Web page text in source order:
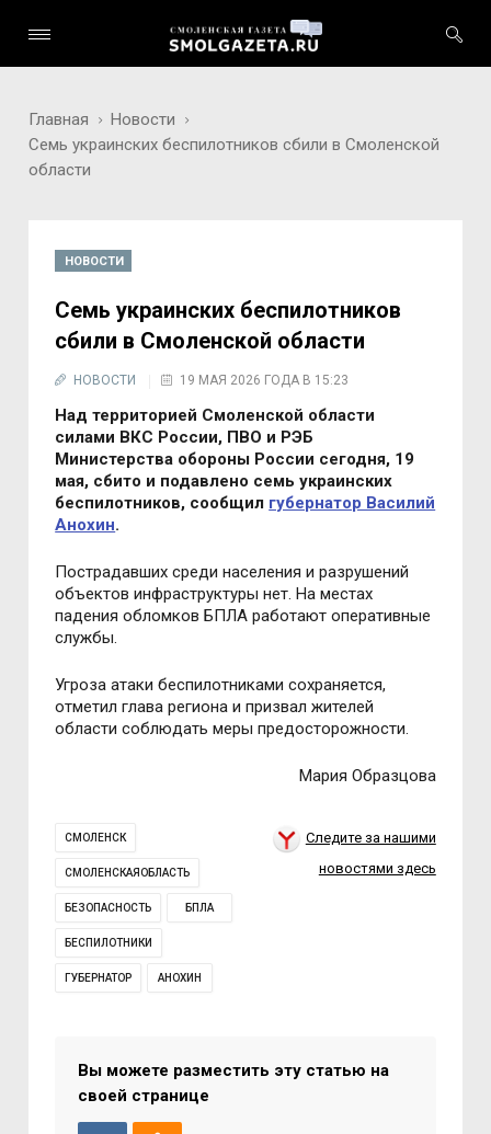
Главная
Новости
Семь украинских беспилотников сбили в Смоленской
области
НОВОСТИ
Семь украинских беспилотников
сбили в Смоленской области
НОВОСТИ 19 МАЯ 2026 ГОДА В 15:23
Над территорией Смоленской области
силами ВКС России, ПВО и РЭБ
Министерства обороны России сегодня, 19
мая, сбито и подавлено семь украинских
беспилотников, сообщил губернатор Василий
Анохин.
Пострадавших среди населения и разрушений
объектов инфраструктуры нет. На местах
падения обломков БПЛА работают оперативные
службы.
Угроза атаки беспилотниками сохраняется,
отметил глава региона и призвал жителей
области соблюдать меры предосторожности.
Мария Образцова
СМОЛЕНСК
СМОЛЕНСКАЯОБЛАСТЬ
БЕЗОПАСНОСТЬ БПЛА
БЕСПИЛОТНИКИ
ГУБЕРНАТОР АНОХИН
Следите за нашими
новостями здесь
Вы можете разместить эту статью на
своей странице